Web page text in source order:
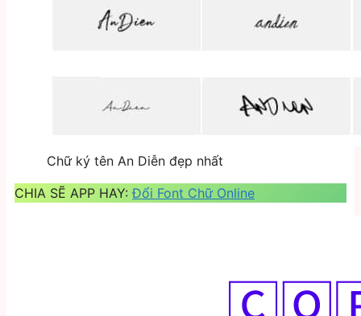
Chữ ký tên An Diễn đẹp nhất
CHIA SẼ APP HAY:Đổi Font Chữ Online